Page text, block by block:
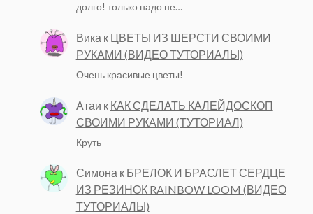
долго! только надо не…
Вика к ЦВЕТЫ ИЗ ШЕРСТИ СВОИМИ
РУКАМИ (ВИДЕО ТУТОРИАЛЫ)
Очень красивые цветы!
Атаи к КАК СДЕЛАТЬ КАЛЕЙДОСКОП
СВОИМИ РУКАМИ (ТУТОРИАЛ)
Круть
Симона к БРЕЛОК И БРАСЛЕТ СЕРДЦЕ
ИЗ РЕЗИНОК RAINBOW LOOM (ВИДЕО
ТУТОРИАЛЫ)